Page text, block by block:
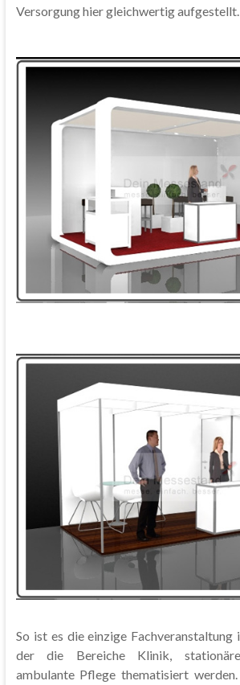
Versorgung hier gleichwertig aufgestellt.
So ist es die einzige Fachveranstaltung
der die Bereiche Klinik,
ambulante Pflege thematisiert